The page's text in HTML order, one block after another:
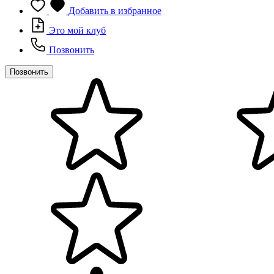
Добавить в избранное
Это мой клуб
Позвонить
Позвонить